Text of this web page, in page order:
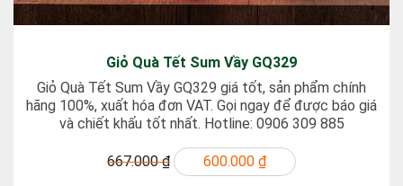
Giỏ Quà Tết Sum Vầy GQ329
Giỏ Quà Tết Sum Vầy GQ329 giá tốt, sản phẩm chính
hãng 100%, xuất hóa đơn VAT. Gọi ngay để được báo giá
và chiết khấu tốt nhất. Hotline: 0906 309 885
667.000 ₫ 600.000 ₫